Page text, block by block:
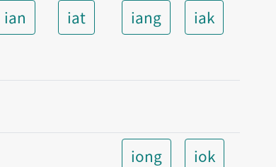
ian iat iang iak
iong iok